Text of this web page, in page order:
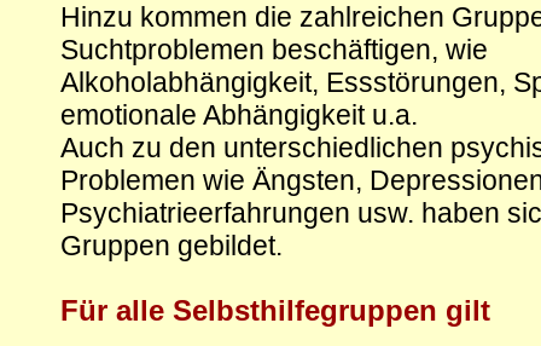
Hinzu kommen die zahlreichen
Suchtproblemen beschäftigen, wie
Alkoholabhängigkeit, Essstörungen,
emotionale Abhängigkeit u.a.
Auch zu den unterschiedlichen
Problemen wie Ängsten,
Psychiatrieerfahrungen usw. haben
Gruppen gebildet.
Für alle Selbsthilfegruppen gilt